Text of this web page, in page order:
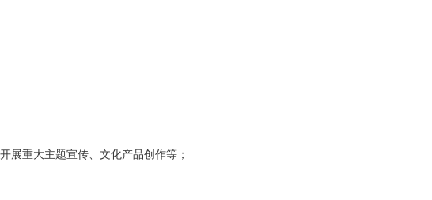
展重大主题宣传、文化产品创作等；